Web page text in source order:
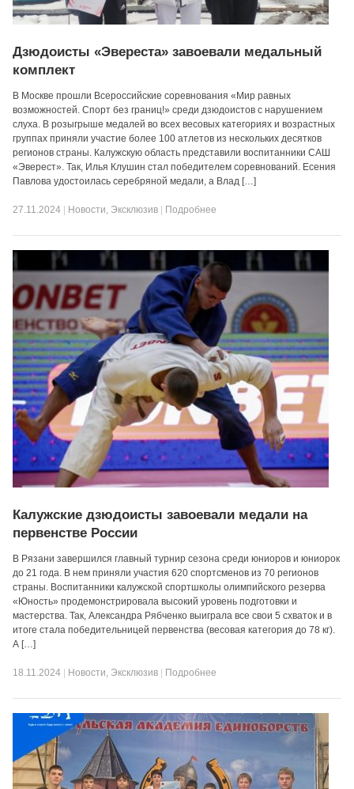
Дзюдоисты «Эвереста» завоевали медальный
комплект
В Москве прошли Всероссийские соревнования «Мир равных
возможностей. Спорт без границ!» среди дзюдоистов с нарушением
слуха. В розыгрыше медалей во всех весовых категориях и возрастных
группах приняли участие более 100 атлетов из нескольких десятков
регионов страны. Калужскую область представили воспитанники САШ
«Эверест». Так, Илья Клушин стал победителем соревнований. Есения
Павлова удостоилась серебряной медали, а Влад […]
27.11.2024 Новости, Эксклюзив Подробнее
Калужские дзюдоисты завоевали медали на
первенстве России
В Рязани завершился главный турнир сезона среди юниоров и юниорок
до 21 года. В нем приняли участия 620 спортсменов из 70 регионов
страны. Воспитанники калужской спортшколы олимпийского резерва
«Юность» продемонстрировала высокий уровень подготовки и
мастерства. Так, Александра Рябченко выиграла все свои 5 схваток и в
итоге стала победительницей первенства (весовая категория до 78 кг).
А […]
18.11.2024 Новости, Эксклюзив Подробнее